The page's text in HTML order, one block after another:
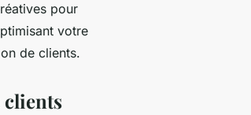
pour
votre
de clients.
clients